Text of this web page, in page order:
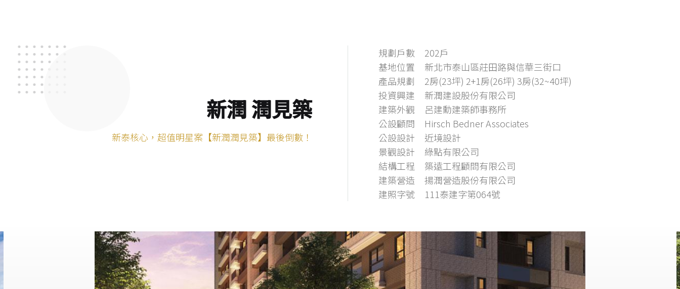
新潤 潤見築
新泰核心，超值明星案【新潤潤見築】最後倒數！
規劃戶數
202戶
基地位置
新北市泰山區莊田路與信華三街口
產品規劃
2房(23坪) 2+1房(26坪) 3房(32~40坪)
投資興建
新潤建設股份有限公司
建築外觀
呂建勳建築師事務所
公設顧問
Hirsch Bedner Associates
公設設計
近境設計
景觀設計
綠點有限公司
結構工程
築遠工程顧問有限公司
建築營造
揚潤營造股份有限公司
建照字號
111泰建字第064號